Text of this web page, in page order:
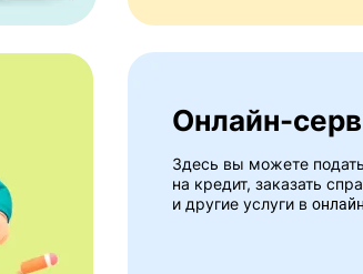
Онлайн-
Здесь вы можете
на кредит, заказать
и другие услуги в